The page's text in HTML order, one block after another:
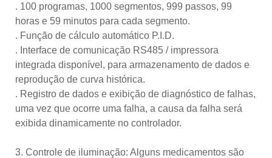
. 100 programas, 1000 segmentos, 999 passos, 99
horas e 59 minutos para cada segmento.
. Função de cálculo automático P.I.D.
. Interface de comunicação RS485 / impressora
integrada disponível, para armazenamento de dados e
reprodução de curva histórica.
. Registro de dados e exibição de diagnóstico de falhas,
uma vez que ocorre uma falha, a causa da falha será
exibida dinamicamente no controlador.
3. Controle de iluminação: Alguns medicamentos são